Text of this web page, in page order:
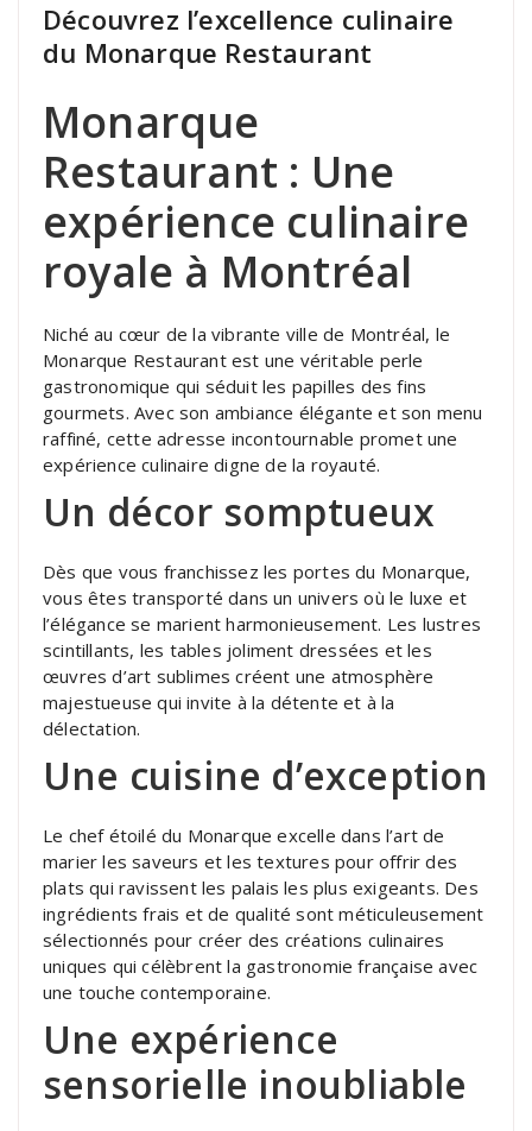
Découvrez l’excellence culinaire
du Monarque Restaurant
Monarque
Restaurant : Une
expérience culinaire
royale à Montréal
Niché au cœur de la vibrante ville de Montréal, le
Monarque Restaurant est une véritable perle
gastronomique qui séduit les papilles des fins
gourmets. Avec son ambiance élégante et son menu
raffiné, cette adresse incontournable promet une
expérience culinaire digne de la royauté.
Un décor somptueux
Dès que vous franchissez les portes du Monarque,
vous êtes transporté dans un univers où le luxe et
l’élégance se marient harmonieusement. Les lustres
scintillants, les tables joliment dressées et les
œuvres d’art sublimes créent une atmosphère
majestueuse qui invite à la détente et à la
délectation.
Une cuisine d’exception
Le chef étoilé du Monarque excelle dans l’art de
marier les saveurs et les textures pour offrir des
plats qui ravissent les palais les plus exigeants. Des
ingrédients frais et de qualité sont méticuleusement
sélectionnés pour créer des créations culinaires
uniques qui célèbrent la gastronomie française avec
une touche contemporaine.
Une expérience
sensorielle inoubliable